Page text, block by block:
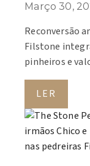
Março 30,
Reconversão
Filstone
pinheiros e
LER